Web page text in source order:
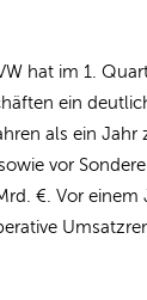
hat im 1.
ein
als ein Jahr
vor
€. Vor einem